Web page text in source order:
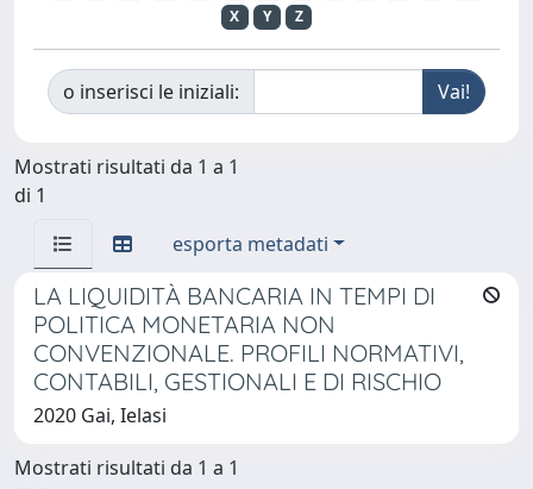
X
Y Z
o inserisci le iniziali:
Mostrati risultati da 1 a 1
di 1
esporta metadati
LA LIQUIDITÀ BANCARIA IN TEMPI DI
POLITICA MONETARIA NON
CONVENZIONALE. PROFILI NORMATIVI,
CONTABILI, GESTIONALI E DI RISCHIO
2020 Gai, Ielasi
Mostrati risultati da 1 a 1